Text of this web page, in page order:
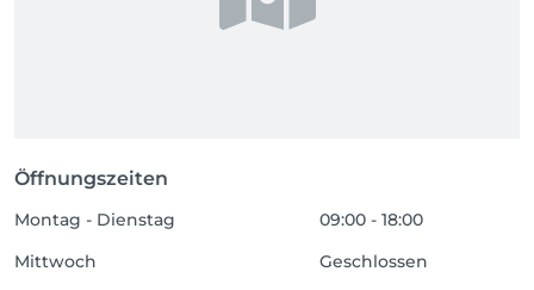
Öffnungszeiten
Montag - Dienstag
09:00 - 18:00
Mittwoch
Geschlossen